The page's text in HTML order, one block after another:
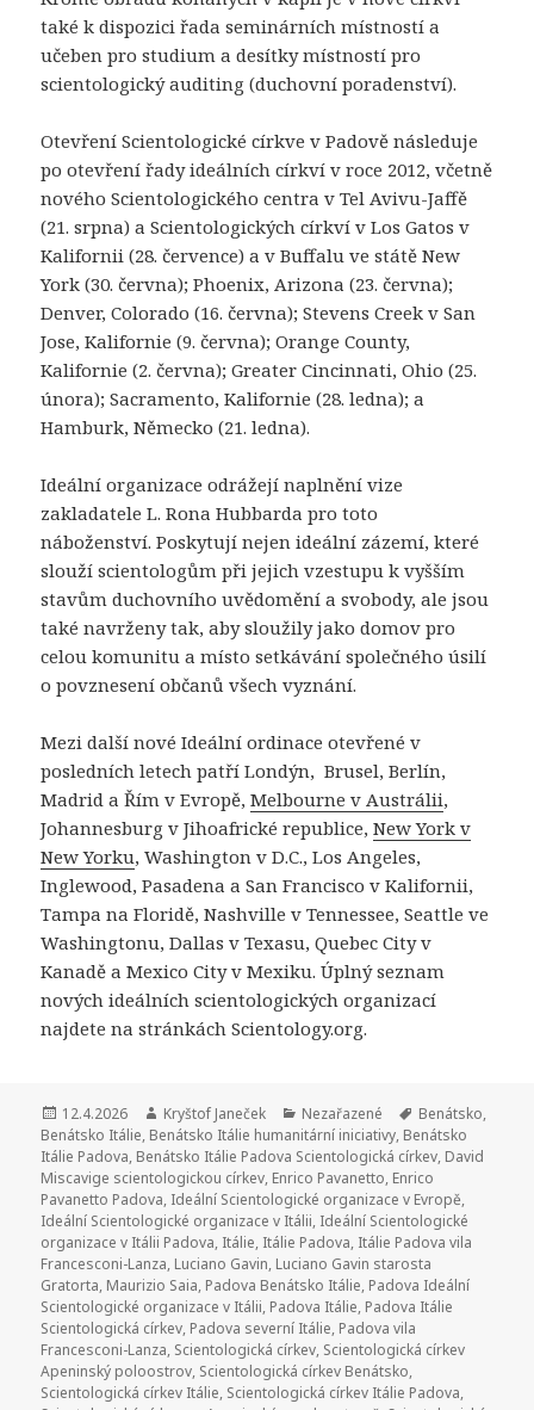
také k dispozici řada seminárních místností a
učeben pro studium a desítky místností pro
scientologický auditing (duchovní poradenství).
Otevření Scientologické církve v Padově následuje
po otevření řady ideálních církví v roce 2012, včetně
nového Scientologického centra v Tel Avivu-Jaffě
(21. srpna) a Scientologických církví v Los Gatos v
Kalifornii (28. července) a v Buffalu ve státě New
York (30. června); Phoenix, Arizona (23. června);
Denver, Colorado (16. června); Stevens Creek v San
Jose, Kalifornie (9. června); Orange County,
Kalifornie (2. června); Greater Cincinnati, Ohio (25.
února); Sacramento, Kalifornie (28. ledna); a
Hamburk, Německo (21. ledna).
Ideální organizace odrážejí naplnění vize
zakladatele L. Rona Hubbarda pro toto
náboženství. Poskytují nejen ideální zázemí, které
slouží scientologům při jejich vzestupu k vyšším
stavům duchovního uvědomění a svobody, ale jsou
také navrženy tak, aby sloužily jako domov pro
celou komunitu a místo setkávání společného úsilí
o povznesení občanů všech vyznání.
Mezi další nové Ideální ordinace otevřené v
posledních letech patří Londýn, Brusel, Berlín,
Madrid a Řím v Evropě,Melbourne v Austrálii,
Johannesburg v Jihoafrické republice,New York v
New Yorku, Washington v D.C., Los Angeles,
Inglewood, Pasadena a San Francisco v Kalifornii,
Tampa na Floridě, Nashville v Tennessee, Seattle ve
Washingtonu, Dallas v Texasu, Quebec City v
Kanadě a Mexico City v Mexiku. Úplný seznam
nových ideálních scientologických organizací
najdete na stránkách Scientology.org.
Publikováno:
12.4.2026 Autor:
Kryštof Janeček Rubriky:
Nezařazené Štítky:
Benátsko,
Benátsko Itálie, Benátsko Itálie humanitární iniciativy, Benátsko
Itálie Padova, Benátsko Itálie Padova Scientologická církev, David
Miscavige scientologickou církev, Enrico Pavanetto, Enrico
Pavanetto Padova, Ideální Scientologické organizace v Evropě,
Ideální Scientologické organizace v Itálii, Ideální Scientologické
organizace v Itálii Padova, Itálie, Itálie Padova, Itálie Padova vila
Francesconi-Lanza, Luciano Gavin, Luciano Gavin starosta
Gratorta, Maurizio Saia, Padova Benátsko Itálie, Padova Ideální
Scientologické organizace v Itálii, Padova Itálie, Padova Itálie
Scientologická církev, Padova severní Itálie, Padova vila
Francesconi-Lanza, Scientologická církev, Scientologická církev
Apeninský poloostrov, Scientologická církev Benátsko,
Scientologická církev Itálie, Scientologická církev Itálie Padova,